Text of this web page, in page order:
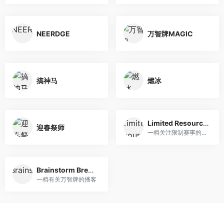
NEERDGE 万智牌MAGIC
搞神马 燃冰
迎春祭师
Limited Resources
一档关注限制赛事的播客
Brainstorm Brewery
一档有关万智牌的播客